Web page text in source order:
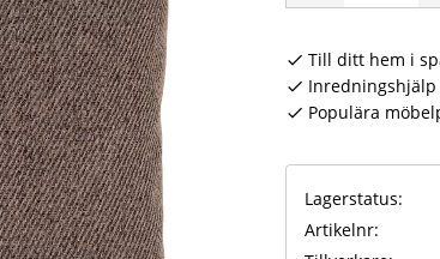
Till ditt hem i
Populära
Lagerstatus
Artikelnr